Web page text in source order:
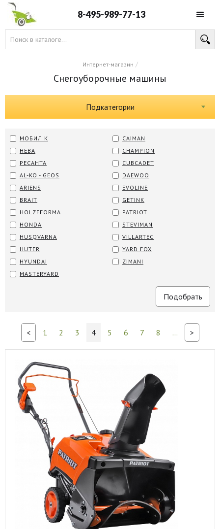
8-495-989-77-13
Интернет-магазин /
Снегоуборочные машины
Подкатегории
МОБИЛ К
НЕВА
РЕСАНТА
AL-KO - GEOS
ARIENS
BRAIT
CAIMAN
CHAMPION
CUBCADET
DAEWOO
EVOLINE
GETINK
HOLZFFORMA
HONDA
HUSQVARNA
HUTER
HYUNDAI
MASTERYARD
PATRIOT
STEVIMAN
VILLARTEC
YARD FOX
ZIMANI
< 1 2 3 4 5 6 7 8 ... >